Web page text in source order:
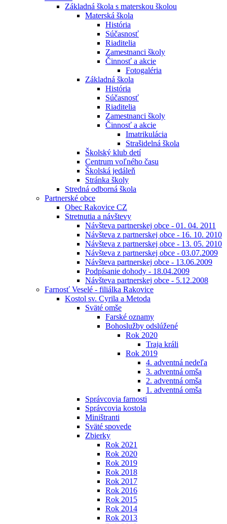
Základná škola s materskou školou
Materská škola
História
Súčasnosť
Riaditelia
Zamestnanci školy
Činnosť a akcie
Fotogaléria
Základná škola
História
Súčasnosť
Riaditelia
Zamestnanci školy
Činnosť a akcie
Imatrikulácia
Strašidelná škola
Školský klub detí
Centrum voľného času
Školská jedáleň
Stránka školy
Stredná odborná škola
Partnerské obce
Obec Rakovice CZ
Stretnutia a návštevy
Návšteva partnerskej obce - 01. 04. 2011
Návšteva z partnerskej obce - 16. 10. 2010
Návšteva z partnerskej obce - 13. 05. 2010
Návšteva z partnerskej obce - 03.07.2009
Návšteva partnerskej obce - 13.06.2009
Podpísanie dohody - 18.04.2009
Návšteva partnerskej obce - 5.12.2008
Farnosť Veselé - filiálka Rakovice
Kostol sv. Cyrila a Metoda
Sväté omše
Farské oznamy
Bohoslužby odslúžené
Rok 2020
Traja králi
Rok 2019
4. adventná nedeľa
3. adventná omša
2. adventná omša
1. adventná omša
Správcovia farnosti
Správcovia kostola
Miništranti
Sväté spovede
Zbierky
Rok 2021
Rok 2020
Rok 2019
Rok 2018
Rok 2017
Rok 2016
Rok 2015
Rok 2014
Rok 2013